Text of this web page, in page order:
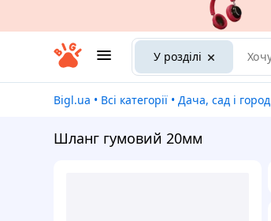
У розділі
Bigl.ua • Всі категорії • Дача, сад і город
Шланг гумовий 20мм